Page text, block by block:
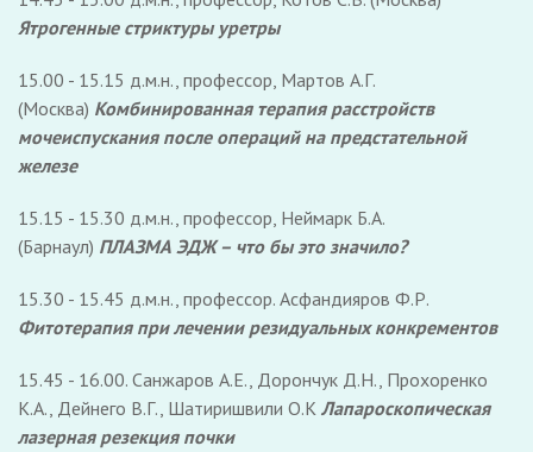
Ятрогенные стриктуры уретры
15.00 - 15.15 д.м.н., профессор, Мартов А.Г.
(Москва) Комбинированная терапия расстройств
мочеиспускания после операций на предстательной
железе
15.15 - 15.30 д.м.н., профессор, Неймарк Б.А.
(Барнаул) ПЛАЗМА ЭДЖ – что бы это значило?
15.30 - 15.45 д.м.н., профессор. Асфандияров Ф.Р.
Фитотерапия при лечении резидуальных конкрементов
15.45 - 16.00. Санжаров А.Е., Дорончук Д.Н., Прохоренко
К.А., Дейнего В.Г., Шатиришвили О.К Лапароскопическая
лазерная резекция почки